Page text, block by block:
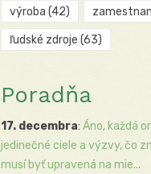
výroba (42)
ľudské zdroje (63)
Poradňa
17. decembra: Áno, každá
jedinečné ciele a výzvy, čo
musí byť upravená na mie...